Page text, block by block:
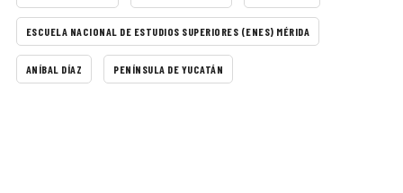
ESCUELA NACIONAL DE ESTUDIOS SUPERIORES (ENES) MÉRIDA
ANÍBAL DÍAZ PENÍNSULA DE YUCATÁN